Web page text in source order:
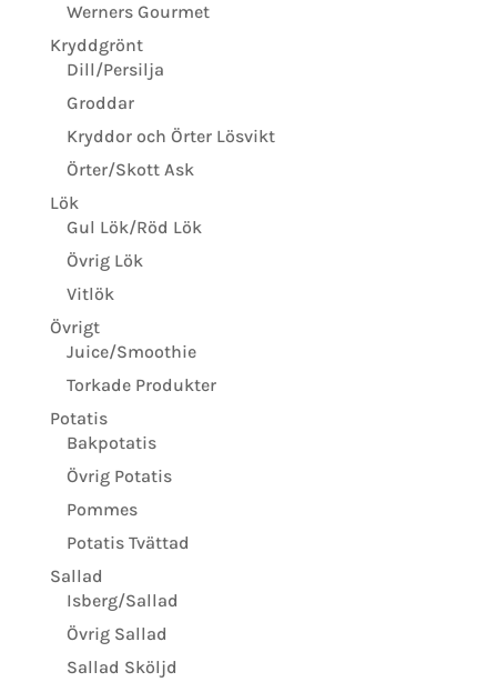
Werners Gourmet
Kryddgrönt
Dill/Persilja
Groddar
Kryddor och Örter Lösvikt
Örter/Skott Ask
Lök
Gul Lök/Röd Lök
Övrig Lök
Vitlök
Övrigt
Juice/Smoothie
Torkade Produkter
Potatis
Bakpotatis
Övrig Potatis
Pommes
Potatis Tvättad
Sallad
Isberg/Sallad
Övrig Sallad
Sallad Sköljd